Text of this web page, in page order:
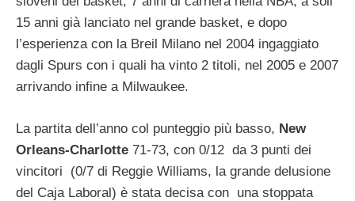
15 anni già lanciato nel grande basket, e dopo
l’esperienza con la Breil Milano nel 2004 ingaggiato
dagli Spurs con i quali ha vinto 2 titoli, nel 2005 e 2007
arrivando infine a Milwaukee.
La partita dell’anno col punteggio più basso, New
Orleans-Charlotte 71-73, con 0/12 da 3 punti dei
vincitori (0/7 di Reggie Williams, la grande delusione
del Caja Laboral) è stata decisa con una stoppata